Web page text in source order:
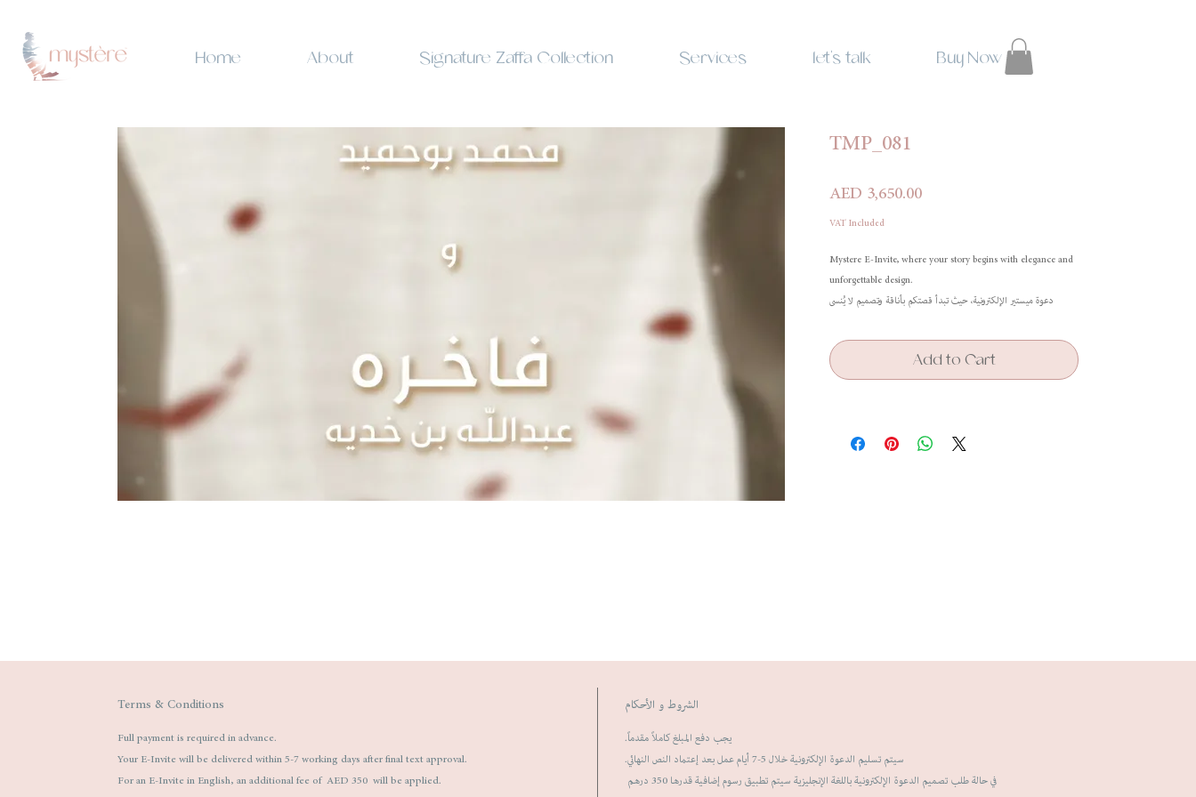
Home About Signature Zaffa Collection Services let's talk Buy Now
TMP_081
AED 3,650.00Price
VAT Included
Mystere E-Invite, where your story begins with elegance and
unforgettable design.
دعوة ميستير الإلكترونية، حيث تبدأ قصتكم بأناقة وتصميم لا يُنسى
Add to Cart
Terms & Conditions
Full payment is required in advance.
Your E-Invite will be delivered within 5-7 working days after final text approval.
For an E-Invite in English, an additional fee of AED 350 will be applied.
الشروط و الأحكام
يجب دفع المبلغ كاملاً مقدماً.
سيتم تسليم الدعوة الإلكترونية خلال 5-7 أيام عمل بعد إعتماد النص النهائي.
في حالة طلب تصميم الدعوة الإلكترونية باللغة الإنجليزية سيتم تطبيق رسوم إضافية قدرها 350 درهم